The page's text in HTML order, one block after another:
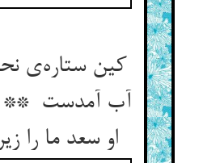
کین ستاره‌ی
آب آمدست **
او سعد ما را زیردست